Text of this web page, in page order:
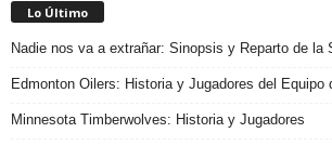
Lo Último
Nadie nos va a extrañar: Sinopsis y Reparto de la
Edmonton Oilers: Historia y Jugadores del Equipo
Minnesota Timberwolves: Historia y Jugadores